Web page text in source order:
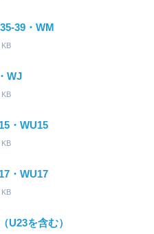
39・WM
WJ
・WU15
・WU17
U23を含む）